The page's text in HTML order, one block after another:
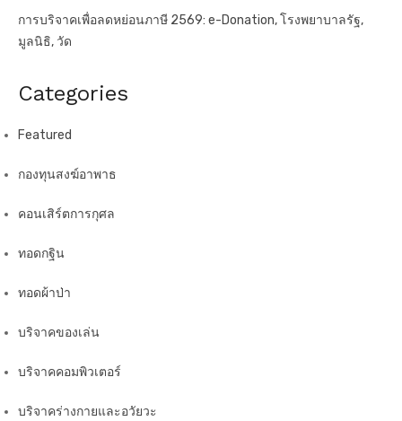
การบริจาคเพื่อลดหย่อนภาษี 2569: e-Donation, โรงพยาบาลรัฐ,
มูลนิธิ, วัด
Categories
Featured
กองทุนสงฆ์อาพาธ
คอนเสิร์ตการกุศล
ทอดกฐิน
ทอดผ้าป่า
บริจาคของเล่น
บริจาคคอมพิวเตอร์
บริจาคร่างกายและอวัยวะ